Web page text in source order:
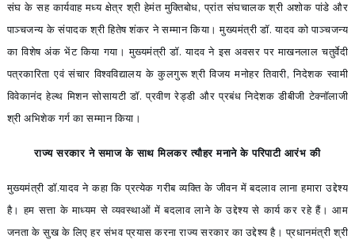
संघ के सह कार्यवाह मध्य क्षेत्र श्री हेमंत मुक्तिबोध, प्रांत संघचालक श्री अशोक पांडे और
पाञ्चजन्य के संपादक श्री हितेष शंकर ने सम्मान किया। मुख्यमंत्री डॉ. यादव को पाञ्चजन्य
का विशेष अंक भेंट किया गया। मुख्यमंत्री डॉ. यादव ने इस अवसर पर माखनलाल चतुर्वेदी
पत्रकारिता एवं संचार विश्वविद्यालय के कुलगुरू श्री विजय मनोहर तिवारी, निदेशक स्वामी
विवेकानंद हेल्थ मिशन सोसायटी डॉ. प्रवीण रेड्डी और प्रबंध निदेशक डीबीजी टेक्नॉलाजी
श्री अभिशेक गर्ग का सम्मान किया।
राज्य सरकार ने समाज के साथ मिलकर त्यौहर मनाने के परिपाटी आरंभ की
मुख्यमंत्री डॉ.यादव ने कहा कि प्रत्येक गरीब व्यक्ति के जीवन में बदलाव लाना हमारा उद्देश्य
है। हम सत्ता के माध्यम से व्यवस्थाओं में बदलाव लाने के उद्देश्य से कार्य कर रहे हैं। आम
जनता के सुख के लिए हर संभव प्रयास करना राज्य सरकार का उद्देश्य है। प्रधानमंत्री श्री